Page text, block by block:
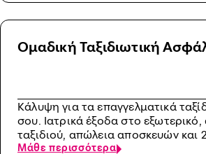
Ομαδική Ταξιδιωτική
Κάλυψη για τα επαγγελματικά
σου. Ιατρικά έξοδα στο
ταξιδιού, απώλεια αποσκευών
Μάθε περισσότερα